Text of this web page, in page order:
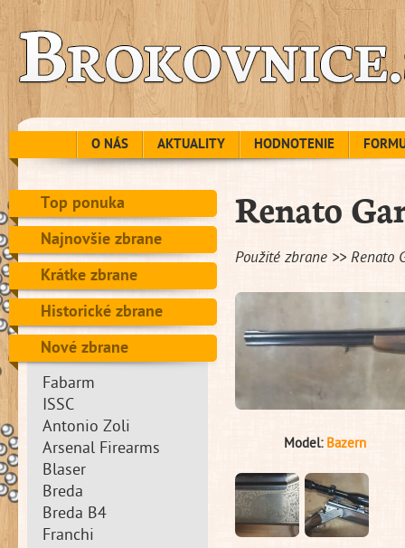
O NÁS AKTUALITY HODNOTENIE
Top ponuka
Najnovšie zbrane
Krátke zbrane
Historické zbrane
Nové zbrane
Fabarm
ISSC
Antonio Zoli
Arsenal Firearms
Blaser
Breda
Breda B4
Franchi
Renato
Použité zbrane >> Renato
Model: Bazern